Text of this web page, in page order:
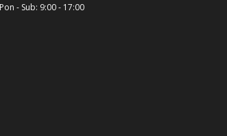
Pon - Sub: 9:00 - 17:00